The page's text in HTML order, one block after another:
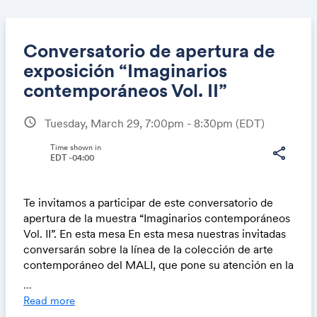
Conversatorio de apertura de
exposición “Imaginarios
contemporáneos Vol. II”
schedule Tuesday, March 29, 7:00pm - 8:30pm (EDT)
share
Time shown in
EDT -04:00
Te invitamos a participar de este conversatorio de
apertura de la muestra “Imaginarios contemporáneos
Vol. II”. En esta mesa En esta mesa nuestras invitadas
conversarán sobre la línea de la colección de arte
contemporáneo del MALI, que pone su atención en la
trabajos invitan a reflexionar sobre el cuerpo,
...
Read more